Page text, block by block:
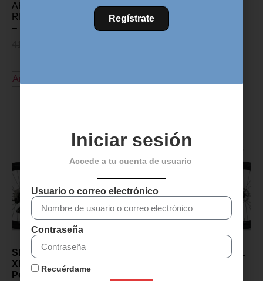
APOYAMANOS SRAM
RED / FORCE / RIVAL 22
– Blanco
Añadir al carrito
SENSA GIULIA GRAVEL
XP PROJECT Z 2027-
Polish Gris
SENSA GIULIA GRAVEL
Regístrate
Iniciar sesión
Accede a tu cuenta de usuario
Usuario o correo electrónico
Contraseña
Recuérdame